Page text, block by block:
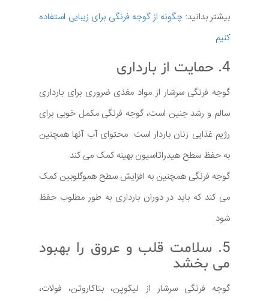
بیشتر بدانید: چگونه از گوجه فرنگی برای زیبایی استفاده
کنیم
4. حمایت از بارداری
گوجه فرنگی سرشار از مواد مغذی ضروری برای بارداری
سالم و رشد جنین است، گوجه فرنگی مکمل خوبی برای
رژیم غذایی زنان باردار است. محتوای آب آنها همچنین
به حفظ سطح هیدراتاسیون بهینه کمک می کند.
گوجه فرنگی همچنین به افزایش سطح هموگلوبین کمک
می کند که باید در دوران بارداری به طور مطلوب حفظ
شود.
5. سلامت قلب و عروق را بهبود
می بخشد
گوجه فرنگی سرشار از لیکوپن، بتاکاروتن، فولات،